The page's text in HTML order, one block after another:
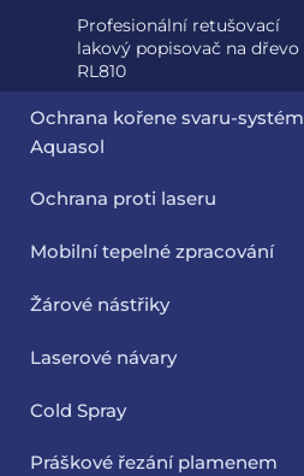
Profesionální retušovací
lakový popisovač na dřevo
RL810
Ochrana kořene svaru-systém
Aquasol
Ochrana proti laseru
Mobilní tepelné zpracování
Žárové nástřiky
Laserové návary
Cold Spray
Práškové řezání plamenem